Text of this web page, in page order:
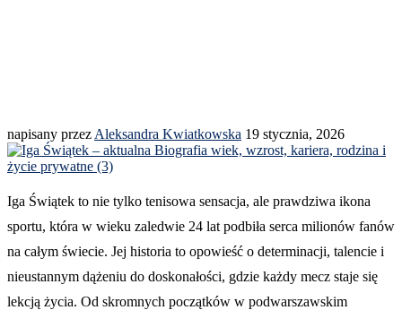
napisany przez Aleksandra Kwiatkowska 19 stycznia, 2026
Iga Świątek to nie tylko tenisowa sensacja, ale prawdziwa ikona
sportu, która w wieku zaledwie 24 lat podbiła serca milionów fanów
na całym świecie. Jej historia to opowieść o determinacji, talencie i
nieustannym dążeniu do doskonałości, gdzie każdy mecz staje się
lekcją życia. Od skromnych początków w podwarszawskim